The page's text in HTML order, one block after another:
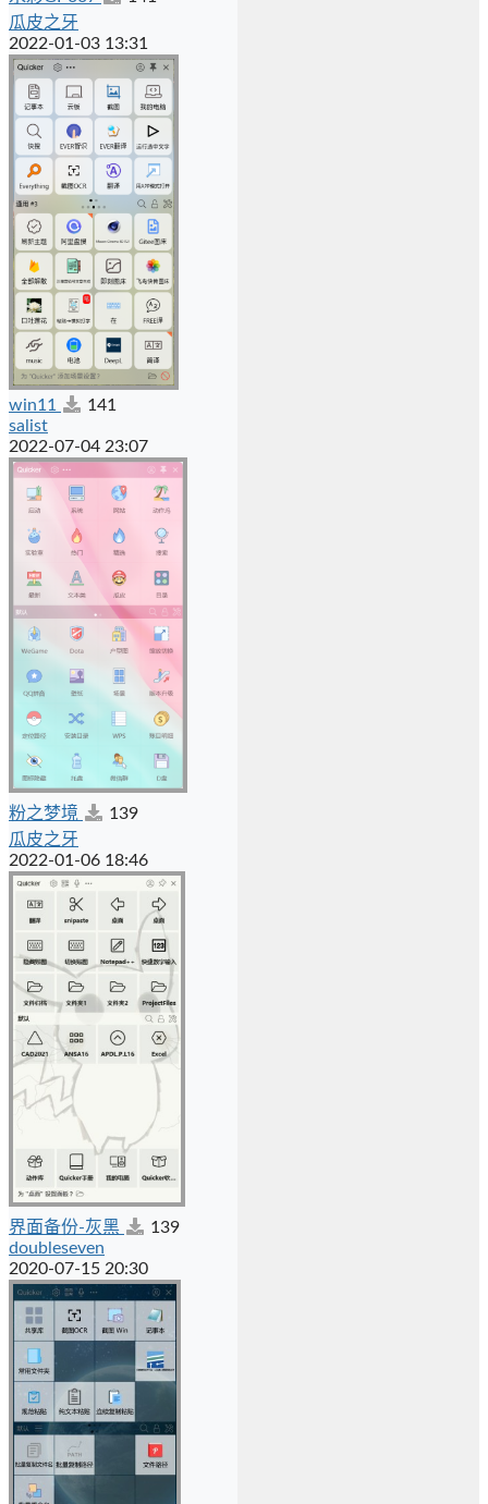
瓜皮之牙
2022-01-03 13:31
win11
141
salist
2022-07-04 23:07
粉之梦境
139
瓜皮之牙
2022-01-06 18:46
界面备份-灰黑
139
doubleseven
2020-07-15 20:30